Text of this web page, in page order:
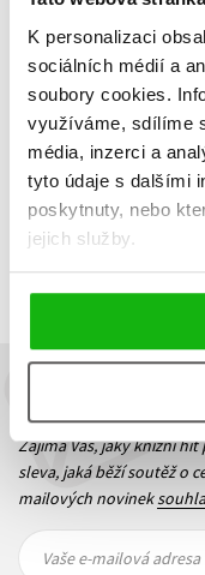
K personalizaci
sociálních médií a
soubory cookies.
využíváme, sdílíme
média, inzerci a
tyto údaje s dalšími
poskytnuty, nebo
jejich služby.
Georgia Hunterová
319 Kč399 Kč
Do košíku
Zobrazuji 1 až 1 z celkem
Budete to
Zajímá Vás, jaký knižní
sleva, jaká běží soutěž o
mailových novinek
mailová
mailová
Vaše e-mailová adresa